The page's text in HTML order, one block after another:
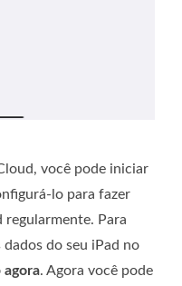
você pode iniciar
lo para fazer
regularmente. Para
do seu iPad no
agora. Agora você pode